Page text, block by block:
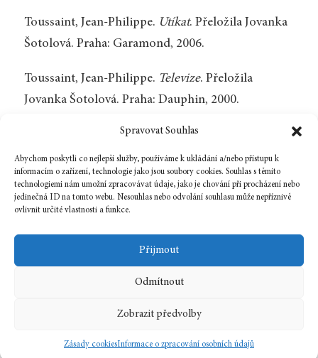
Spravovat Souhlas
Abychom poskytli co nejlepší služby, používáme k ukládání a/nebo přístupu k
informacím o zařízení, technologie jako jsou soubory cookies. Souhlas s těmito
technologiemi nám umožní zpracovávat údaje, jako je chování při procházení nebo
jedinečná ID na tomto webu. Nesouhlas nebo odvolání souhlasu může nepříznivě
ovlivnit určité vlastnosti a funkce.
Přijmout
Odmítnout
Zobrazit předvolby
Zásady cookiesInformace o zpracování osobních údajů
Toussaint, Jean-Philippe. Utíkat. Přeložila Jovanka
Šotolová. Praha: Garamond, 2006.
Toussaint, Jean-Philippe. Televize. Přeložila
Jovanka Šotolová. Praha: Dauphin, 2000.
Yourcenarová, Margueritte.Orientální povídky
Přeložila Eva Schleissová. Praha: Garamond, 2005.